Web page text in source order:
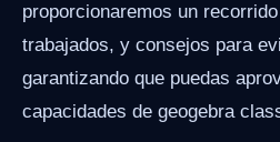
proporcionaremos un
trabajados, y consejos para
garantizando que puedas
capacidades de geogebra